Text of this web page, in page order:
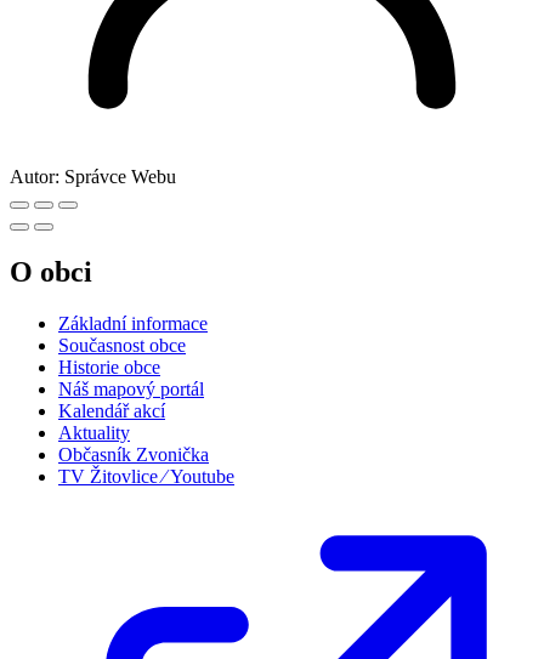
Autor: Správce Webu
O obci
Základní informace
Současnost obce
Historie obce
Náš mapový portál
Kalendář akcí
Aktuality
Občasník Zvonička
TV Žitovlice ⁄ Youtube